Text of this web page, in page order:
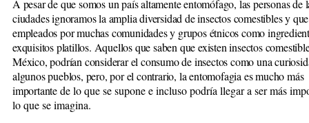
A pesar de que somos un país altamente entomófago, las personas de
ciudades ignoramos la amplia diversidad de insectos comestibles y
empleados por muchas comunidades y grupos étnicos como
exquisitos platillos. Aquellos que saben que existen insectos
México, podrían considerar el consumo de insectos como una
algunos pueblos, pero, por el contrario, la entomofagia es mucho más
importante de lo que se supone e incluso podría llegar a ser más
lo que se imagina.